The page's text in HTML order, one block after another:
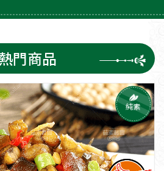
門商品
純素